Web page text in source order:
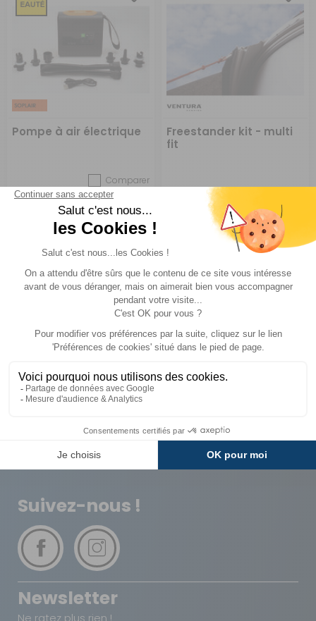
Pompe à air électrique
Comparer
Soplair
Réf : 856000 EN ARRIVAGE
89 €
Freestander kit - multi
fit
Ventura
Réf : P000835
SUR
COMMANDE
CHOISIR LE
MODÈLE
A partir de :
Livraison
Expédié sous 72h
Carte de fidélité
Paiement
Plusieurs fois
Suivez-nous !
Newsletter
Ne ratez plus rien !